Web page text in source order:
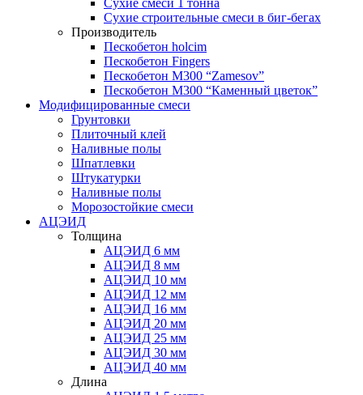
Сухие смеси 1 тонна
Сухие строительные смеси в биг-бегах
Производитель
Пескобетон holcim
Пескобетон Fingers
Пескобетон М300 “Zamesov”
Пескобетон М300 “Каменный цветок”
Модифицированные смеси
Грунтовки
Плиточный клей
Наливные полы
Шпатлевки
Штукатурки
Наливные полы
Морозостойкие смеси
АЦЭИД
Толщина
АЦЭИД 6 мм
АЦЭИД 8 мм
АЦЭИД 10 мм
АЦЭИД 12 мм
АЦЭИД 16 мм
АЦЭИД 20 мм
АЦЭИД 25 мм
АЦЭИД 30 мм
АЦЭИД 40 мм
Длина